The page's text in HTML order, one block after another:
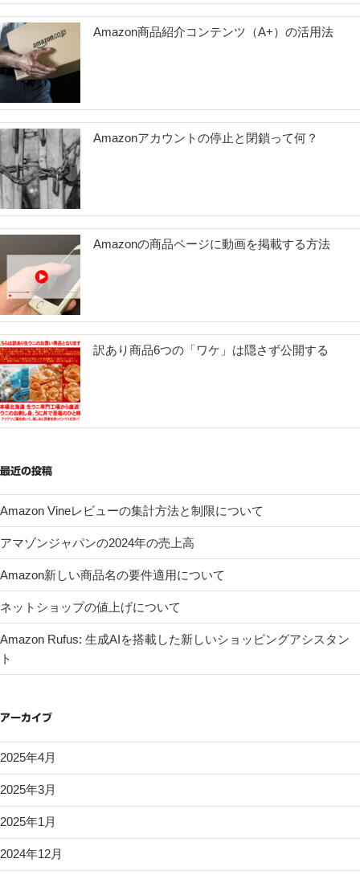
Amazon商品紹介コンテンツ（A+）の活用法
Amazonアカウントの停止と閉鎖って何？
Amazonの商品ページに動画を掲載する方法
訳あり商品6つの「ワケ」は隠さず公開する
最近の投稿
Amazon Vineレビューの集計方法と制限について
アマゾンジャパンの2024年の売上高
Amazon新しい商品名の要件適用について
ネットショップの値上げについて
Amazon Rufus: 生成AIを搭載した新しいショッピングアシスタン
ト
アーカイブ
2025年4月
2025年3月
2025年1月
2024年12月